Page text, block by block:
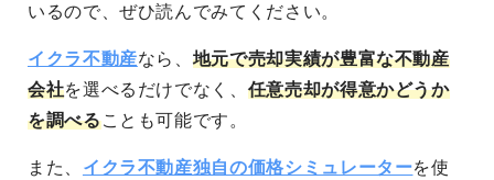
いるので、ぜひ読んでみてください。
イクラ不動産なら、 地元で売却実績が豊富な不動産
会社を選べるだけでなく、 任意売却が得意かどうか
を調べることも可能です。
また、 イクラ不動産独自の価格シミュレーターを使